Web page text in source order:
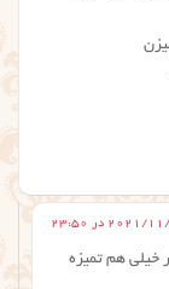
11/21 در 23:50
هم تمیزه